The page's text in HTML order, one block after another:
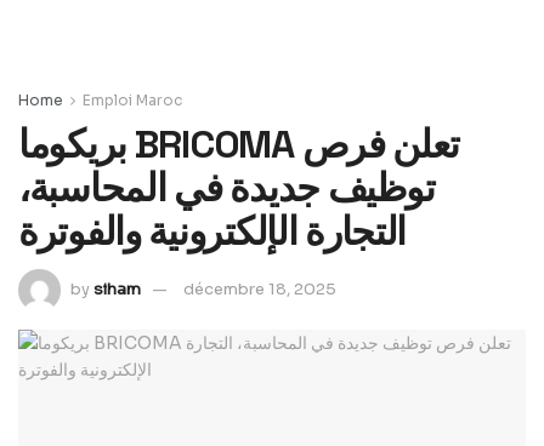
Home Emploi Maroc
بريكوما BRICOMA تعلن فرص
توظيف جديدة في المحاسبة،
التجارة الإلكترونية والفوترة
bysiham décembre 18, 2025